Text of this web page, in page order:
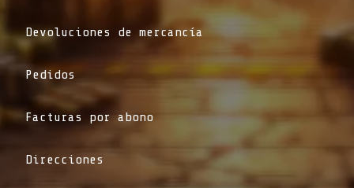
Devoluciones de mercancía
Pedidos
Facturas por abono
Direcciones